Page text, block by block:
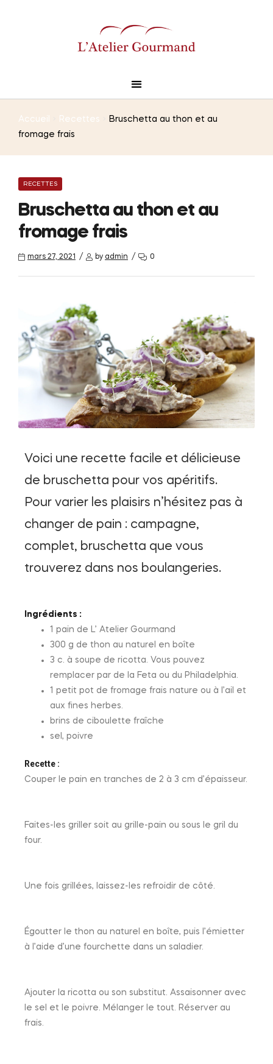
Accueil Recettes
Bruschetta au thon et au
fromage frais
RECETTES
Bruschetta au thon et au
fromage frais
mars 27, 2021 by admin 0
Voici une recette facile et délicieuse
de bruschetta pour vos apéritifs.
Pour varier les plaisirs n’hésitez pas à
changer de pain : campagne,
complet, bruschetta que vous
trouverez dans nos boulangeries.
Ingrédients :
1 pain de L’ Atelier Gourmand
300 g de thon au naturel en boîte
3 c. à soupe de ricotta. Vous pouvez
remplacer par de la Feta ou du Philadelphia.
1 petit pot de fromage frais nature ou à l’ail et
aux fines herbes.
brins de ciboulette fraîche
sel, poivre
Recette :
Couper le pain en tranches de 2 à 3 cm d’épaisseur.
Faites-les griller soit au grille-pain ou sous le gril du
four.
Une fois grillées, laissez-les refroidir de côté.
Égoutter le thon au naturel en boîte, puis l’émietter
à l’aide d’une fourchette dans un saladier.
Ajouter la ricotta ou son substitut. Assaisonner avec
le sel et le poivre. Mélanger le tout. Réserver au
frais.